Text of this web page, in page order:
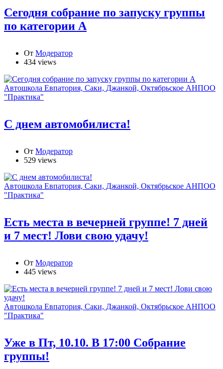
Сегодня собрание по запуску группы
по категории А
От Модератор
434 views
Автошкола Евпатория, Саки, Джанкой, Октябрьское АНПОО
"Практика"
С днем автомобилиста!
От Модератор
529 views
Автошкола Евпатория, Саки, Джанкой, Октябрьское АНПОО
"Практика"
Есть места в вечерней группе! 7 дней
и 7 мест! Лови свою удачу!
От Модератор
445 views
Автошкола Евпатория, Саки, Джанкой, Октябрьское АНПОО
"Практика"
Уже в Пт, 10.10. В 17:00 Собрание
группы!